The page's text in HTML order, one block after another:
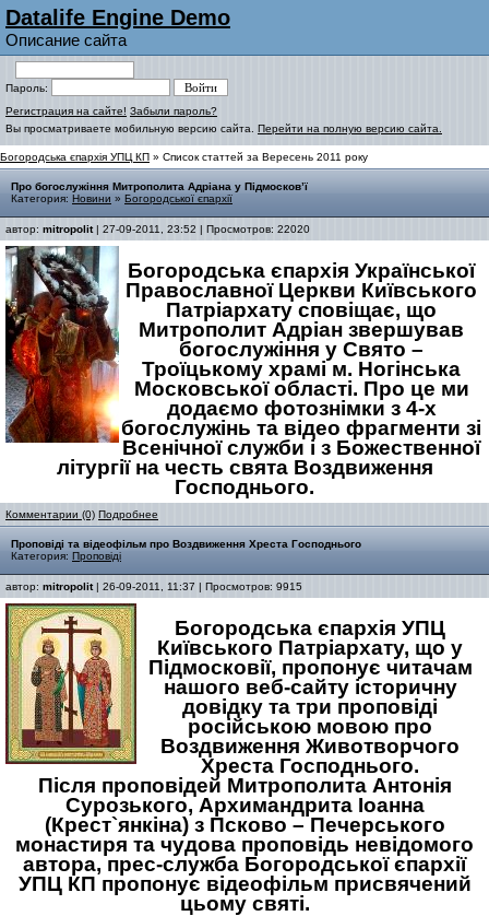
Datalife Engine Demo
Описание сайта
Пароль:
Регистрация на сайте! Забыли пароль?
Вы просматриваете мобильную версию сайта. Перейти на полную версию сайта.
Богородська єпархія УПЦ КП » Список статтей за Вересень 2011 року
Про богослужіння Митрополита Адріана у Підмосков’ї
Категория: Новини » Богородської єпархії
автор: mitropolit| 27-09-2011, 23:52 | Просмотров: 22020
Богородська єпархія Української
Православної Церкви Київського
Патріархату сповіщає, що
Митрополит Адріан звершував
богослужіння у Свято –
Троїцькому храмі м. Ногінська
Московської області. Про це ми
додаємо фотознімки з 4-х
богослужінь та відео фрагменти зі
Всенічної служби і з Божественної
літургії на честь свята Воздвиження
Господнього.
Комментарии (0) Подробнее
Проповіді та відеофільм про Воздвиження Хреста Господнього
Категория: Проповіді
автор: mitropolit| 26-09-2011, 11:37 | Просмотров: 9915
Богородська єпархія УПЦ
Київського Патріархату, що у
Підмосковії, пропонує читачам
нашого веб-сайту історичну
довідку та три проповіді
російською мовою про
Воздвиження Животворчого
Хреста Господнього.
Після проповідей Митрополита Антонія
Сурозького, Архимандрита Іоанна
(Крест`янкіна) з Псково – Печерського
монастиря та чудова проповідь невідомого
автора, прес-служба Богородської єпархії
УПЦ КП пропонує відеофільм присвячений
цьому святі.